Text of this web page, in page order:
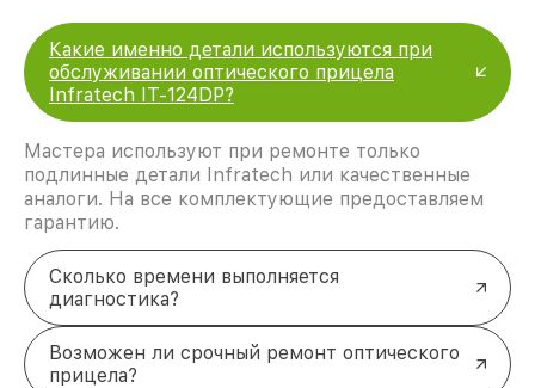
Какие именно детали используются при
обслуживании оптического прицела
Infratech IT-124DP?
Мастера используют при ремонте только
подлинные детали Infratech или качественные
аналоги. На все комплектующие предоставляем
гарантию.
Сколько времени выполняется
диагностика?
Возможен ли срочный ремонт оптического
прицела?